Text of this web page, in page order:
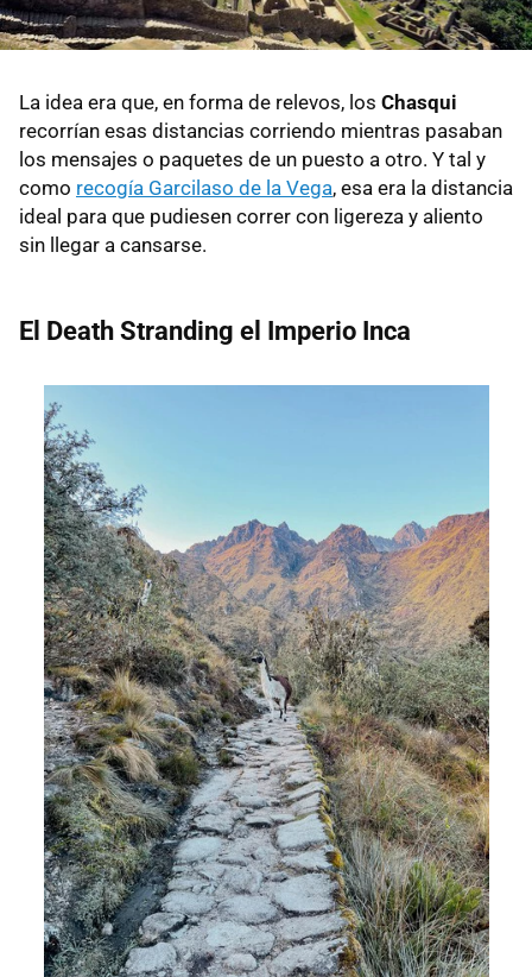
La idea era que, en forma de relevos, los Chasqui
recorrían esas distancias corriendo mientras pasaban
los mensajes o paquetes de un puesto a otro. Y tal y
como recogía Garcilaso de la Vega, esa era la distancia
ideal para que pudiesen correr con ligereza y aliento
sin llegar a cansarse.
El Death Stranding el Imperio Inca